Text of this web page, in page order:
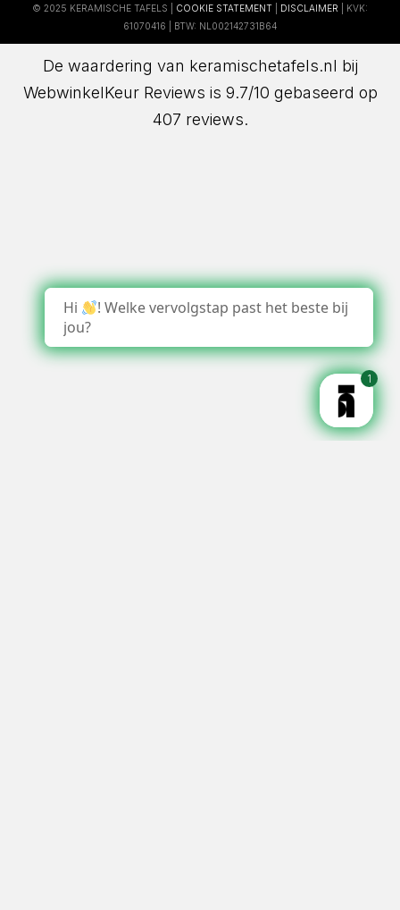
© 2025 KERAMISCHE TAFELS | COOKIE STATEMENT DISCLAIMER | KVK:
61070416 | BTW: NL002142731B64
De waardering van keramischetafels.nl bij
WebwinkelKeur Reviews is 9.7/10 gebaseerd op
407 reviews.